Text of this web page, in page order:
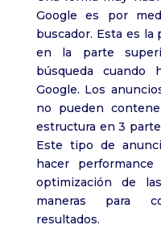
Google es por
buscador. Esta es
en la parte
búsqueda cuando
Google. Los
no pueden
estructura en 3
Este tipo de
hacer
optimización de
maneras para
resultados.